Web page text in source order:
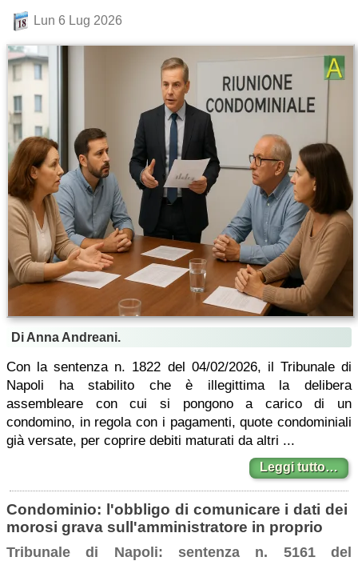
Lun 6 Lug 2026
Di Anna Andreani.
Con la sentenza n. 1822 del 04/02/2026, il Tribunale di
Napoli ha stabilito che è illegittima la delibera
assembleare con cui si pongono a carico di un
condomino, in regola con i pagamenti, quote condominiali
già versate, per coprire debiti maturati da altri ...
Leggi tutto…
Condominio: l'obbligo di comunicare i dati dei
morosi grava sull'amministratore in proprio
Tribunale di Napoli: sentenza n. 5161 del